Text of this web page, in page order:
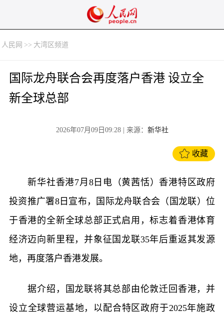
人民网 >> 大湾区频道
国际龙舟联合会再度落户香港 设立全
新全球总部
2026年07月09日09:28| 来源： 新华社
收藏
新华社香港7月8日电（黄茜恬）香港特区政府
投资推广署8日宣布，国际龙舟联合会（国龙联）位
于香港的全新全球总部正式启用，标志着香港体育
经济迈向新里程，并象征国龙联35年后重返其发源
地，再度落户香港发展。
据介绍，国龙联将其总部由伦敦迁回香港，并
设立全球营运基地，以配合特区政府于2025年施政